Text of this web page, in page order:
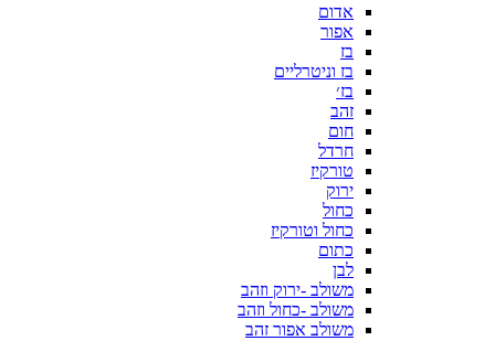
אדום
אפור
בז
בז וניטרליים
בז׳
זהב
חום
חרדל
טורקיז
ירוק
כחול
כחול וטורקיז
כתום
לבן
משולב -ירוק וזהב
משולב -כחול וזהב
משולב אפור זהב